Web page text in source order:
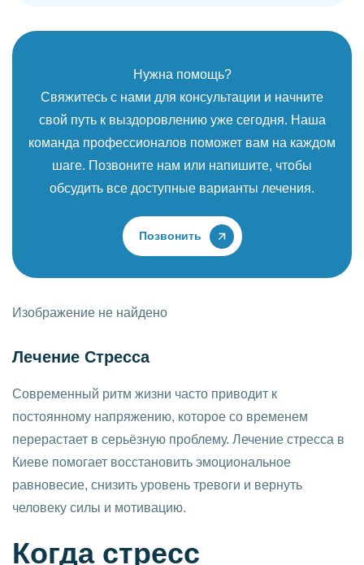
Нужна помощь?
Свяжитесь с нами для консультации и начните
свой путь к выздоровлению уже сегодня. Наша
команда профессионалов поможет вам на каждом
шаге. Позвоните нам или напишите, чтобы
обсудить все доступные варианты лечения.
Позвонить
Изображение не найдено
Лечение Стресса
Современный ритм жизни часто приводит к
постоянному напряжению, которое со временем
перерастает в серьёзную проблему. Лечение стресса в
Киеве помогает восстановить эмоциональное
равновесие, снизить уровень тревоги и вернуть
человеку силы и мотивацию.
Когда стресс